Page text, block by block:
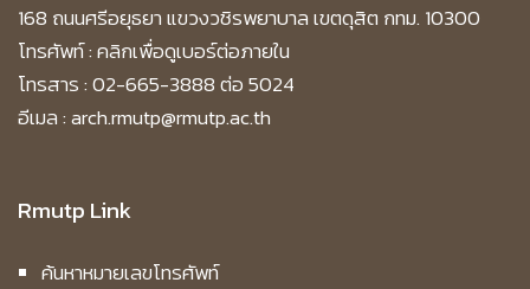
168 ถนนศรีอยุธยา แขวงวชิรพยาบาล เขตดุสิต กทม. 10300
โทรศัพท์ :คลิกเพื่อดูเบอร์ต่อภายใน
โทรสาร : 02-665-3888 ต่อ 5024
อีเมล : arch.rmutp@rmutp.ac.th
Rmutp Link
ค้นหาหมายเลขโทรศัพท์